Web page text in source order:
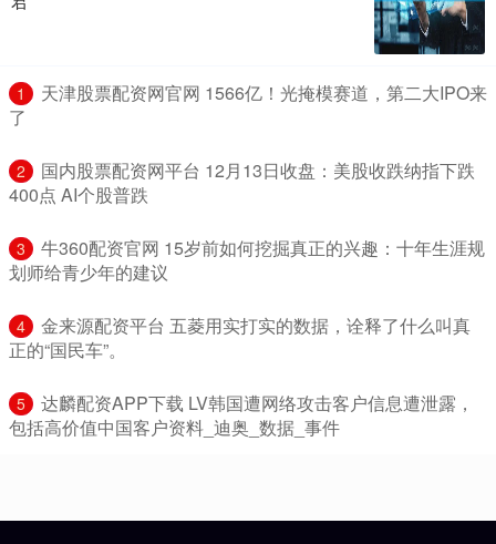
1
​天津股票配资网官网 1566亿！光掩模赛道，第二大IPO来
了
2
​国内股票配资网平台 12月13日收盘：美股收跌纳指下跌
400点 AI个股普跌
3
​牛360配资官网 15岁前如何挖掘真正的兴趣：十年生涯规
划师给青少年的建议
4
​金来源配资平台 五菱用实打实的数据，诠释了什么叫真
正的“国民车”。
5
​达麟配资APP下载 LV韩国遭网络攻击客户信息遭泄露，
包括高价值中国客户资料_迪奥_数据_事件